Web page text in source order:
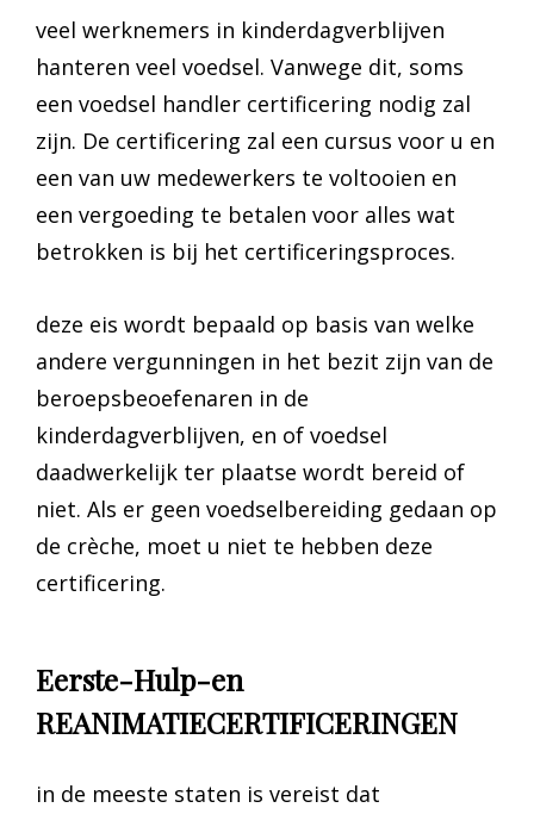
veel werknemers in kinderdagverblijven
hanteren veel voedsel. Vanwege dit, soms
een voedsel handler certificering nodig zal
zijn. De certificering zal een cursus voor u en
een van uw medewerkers te voltooien en
een vergoeding te betalen voor alles wat
betrokken is bij het certificeringsproces.
deze eis wordt bepaald op basis van welke
andere vergunningen in het bezit zijn van de
beroepsbeoefenaren in de
kinderdagverblijven, en of voedsel
daadwerkelijk ter plaatse wordt bereid of
niet. Als er geen voedselbereiding gedaan op
de crèche, moet u niet te hebben deze
certificering.
Eerste-Hulp-en
REANIMATIECERTIFICERINGEN
in de meeste staten is vereist dat